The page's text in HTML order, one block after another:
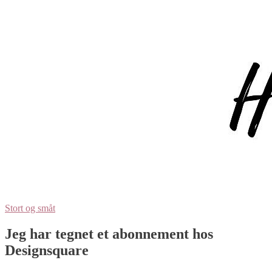
Stort og småt
Jeg har tegnet et abonnement hos
Designsquare